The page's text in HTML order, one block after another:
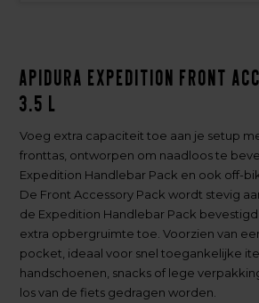
Apidura Expedition Front
3.5 L
Voeg extra capaciteit toe aan je setup
fronttas, ontworpen om naadloos te
Expedition Handlebar Pack en ook off-
De Front Accessory Pack wordt stevig
de Expedition Handlebar Pack
extra opbergruimte toe. Voorzien van
pocket, ideaal voor snel toegankelijke
handschoenen, snacks of lege
los van de fiets gedragen worden.